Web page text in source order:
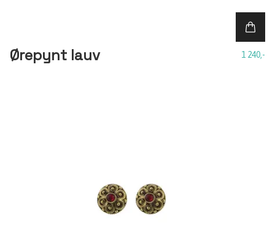
Ørepynt lauv 1 240,-